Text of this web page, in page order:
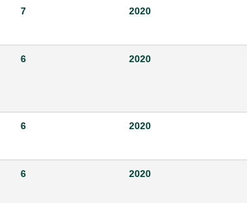
2020
7
2020
6
2020
6
2020
6